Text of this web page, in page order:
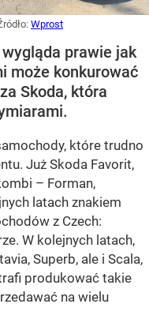
Wprost
wygląda prawie jak
może konkurować
Skoda, która
które trudno
Już Skoda Favorit,
– Forman,
latach znakiem
z Czech:
W kolejnych latach,
Superb, ale i Scala,
produkować takie
na wielu